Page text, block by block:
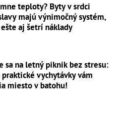
teploty? Byty v srdci
majú výnimočný systém,
aj šetrí náklady
sa na letný piknik bez stresu:
vychytávky vám
miesto v batohu!